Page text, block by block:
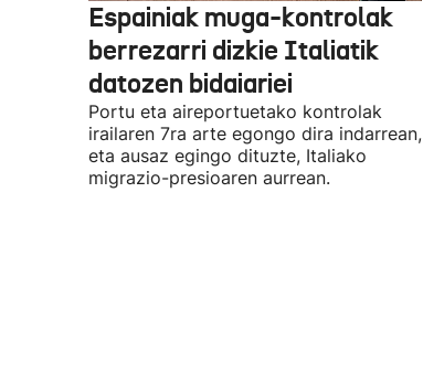
Espainiak muga-kontrolak
berrezarri dizkie Italiatik
datozen bidaiariei
Portu eta aireportuetako kontrolak
irailaren 7ra arte egongo dira indarrean,
eta ausaz egingo dituzte, Italiako
migrazio-presioaren aurrean.